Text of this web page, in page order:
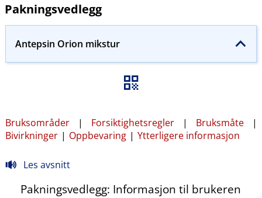
Pakningsvedlegg
Antepsin Orion mikstur
Bruksområder | Forsiktighetsregler | Bruksmåte |
Bivirkninger | Oppbevaring | Ytterligere informasjon
Les avsnitt
Pakningsvedlegg: Informasjon til brukeren